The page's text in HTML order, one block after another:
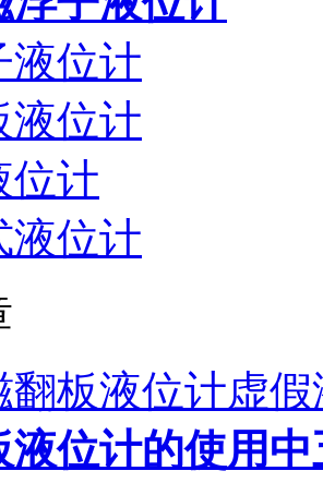
液位计
液位计
位计
液位计
翻板液位计虚
液位计的使用